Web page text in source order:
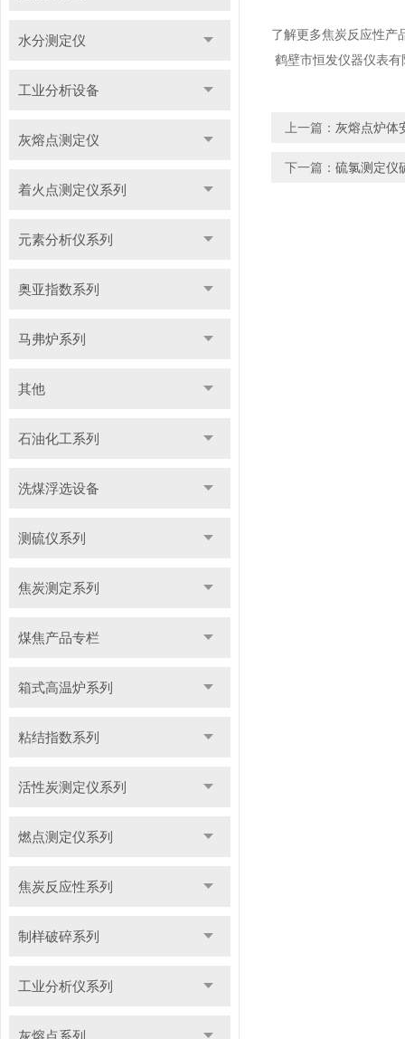
水分测定仪
工业分析设备
灰熔点测定仪
着火点测定仪系列
元素分析仪系列
奥亚指数系列
马弗炉系列
其他
石油化工系列
洗煤浮选设备
测硫仪系列
焦炭测定系列
煤焦产品专栏
箱式高温炉系列
粘结指数系列
活性炭测定仪系列
燃点测定仪系列
焦炭反应性系列
制样破碎系列
工业分析仪系列
灰熔点系列
了解更多焦炭反应性产
鹤壁市恒发仪器仪表
上一篇： 灰熔点炉体
下一篇： 硫氯测定仪